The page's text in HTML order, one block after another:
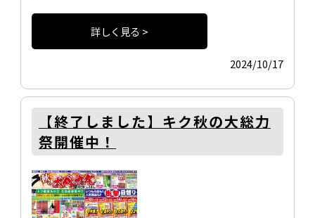
詳しく見る >
2024/10/17
【終了しました】キク秋の大総力
祭開催中！